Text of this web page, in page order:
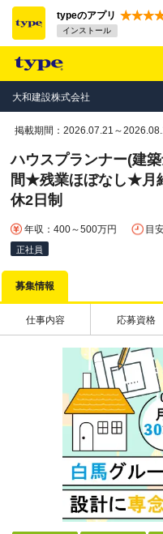
typeのアプリ
インストール
大和建設株式会社
掲載期間：2026.07.21～
ハウスプランナー(建
間★残業ほぼなし★月
休2日制
年収：400～500万円 目
正社員
募集情報
仕事内容 応募資格